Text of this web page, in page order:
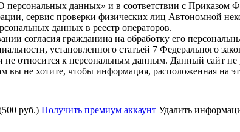
данных» и в соответствии с Приказом
сервис проверки физических лиц Автономной
данных в реестр операторов.
согласия гражданина на обработку его
установленного статьей 7 Федерального
относится к персональным данным. Данный сайт
не хотите, чтобы информация, расположенная на
руб.) Получить премиум аккаунт Удалить